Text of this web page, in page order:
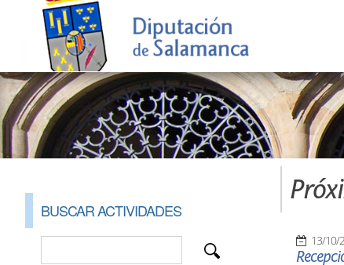
BUSCAR ACTIVIDADES
13/10/